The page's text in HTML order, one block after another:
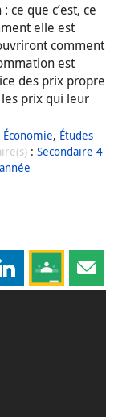
ce que c’est, ce
elle est
comment
est
des prix propre
prix qui leur
Économie, Études
:Secondaire 4
page sur
cette page sur X
Partager cette
Partagez